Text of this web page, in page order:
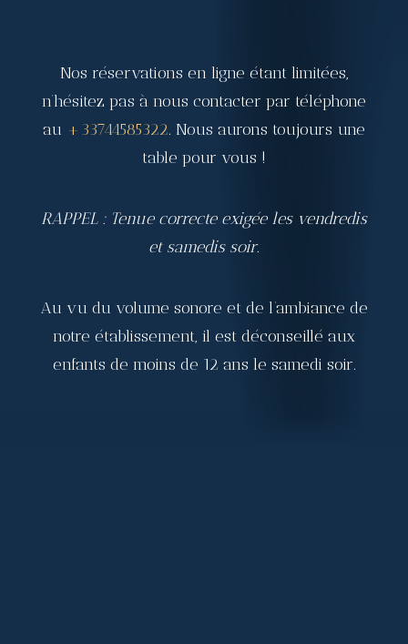
Nos réservations en ligne étant limitées,
n’hésitez pas à nous contacter par téléphone
au +33744585322. Nous aurons toujours une
table pour vous !
RAPPEL : Tenue correcte exigée les vendredis
et samedis soir.
Au vu du volume sonore et de l’ambiance de
notre établissement, il est déconseillé aux
enfants de moins de 12 ans le samedi soir.